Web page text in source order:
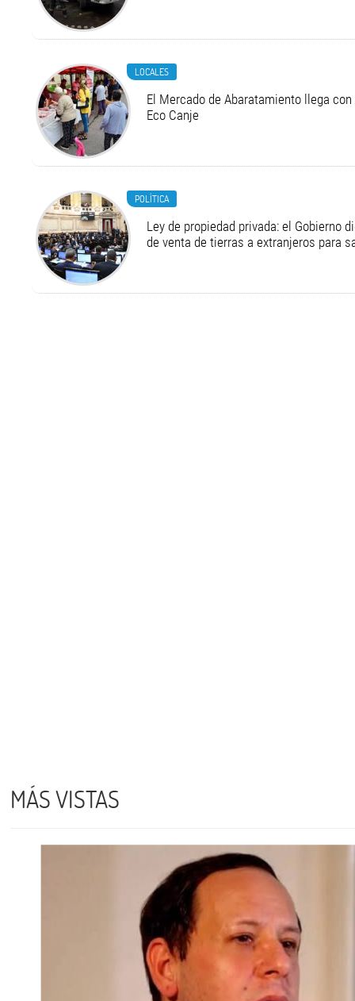
LOCALES
El Mercado de Abaratamiento llega
Eco Canje
POLÍTICA
Ley de propiedad privada: el Gobierno
de venta de tierras a extranjeros para
MÁS VISTAS